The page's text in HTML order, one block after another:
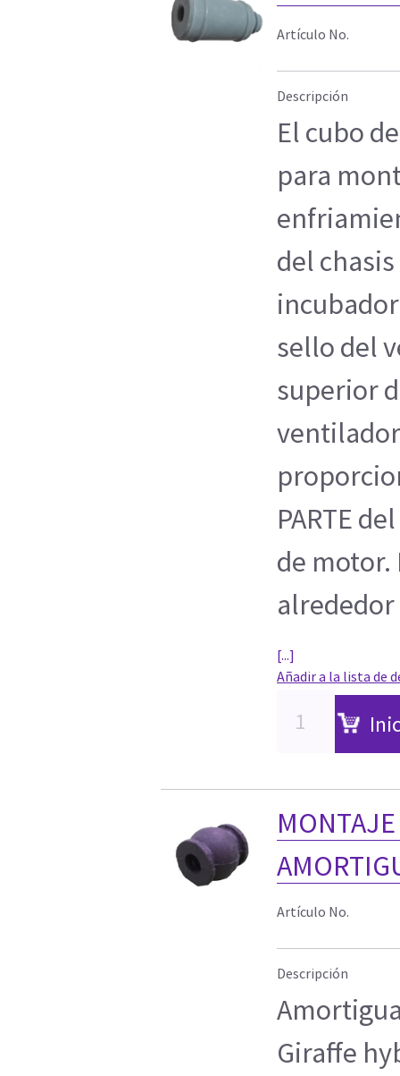
Artículo No.
Descripción
El cubo
para
del
sello del
superior
PARTE
de motor.
[...]
Añadir a la lista de
Artículo No.
Descripción
Giraffe